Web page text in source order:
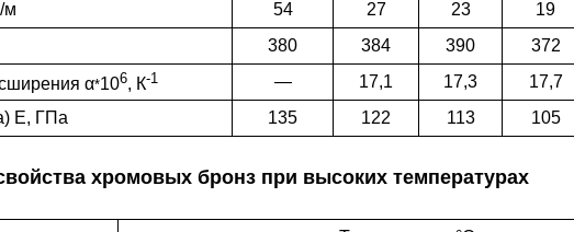
м
54 27 23 19
380 384 390 372
α*106, К-1 — 17,1 17,3 17,7
Е, ГПа 135 122 113 105
хромовых бронз при высоких температурах